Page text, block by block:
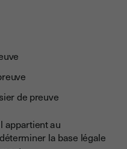
de preuve
appartient au
la base légale